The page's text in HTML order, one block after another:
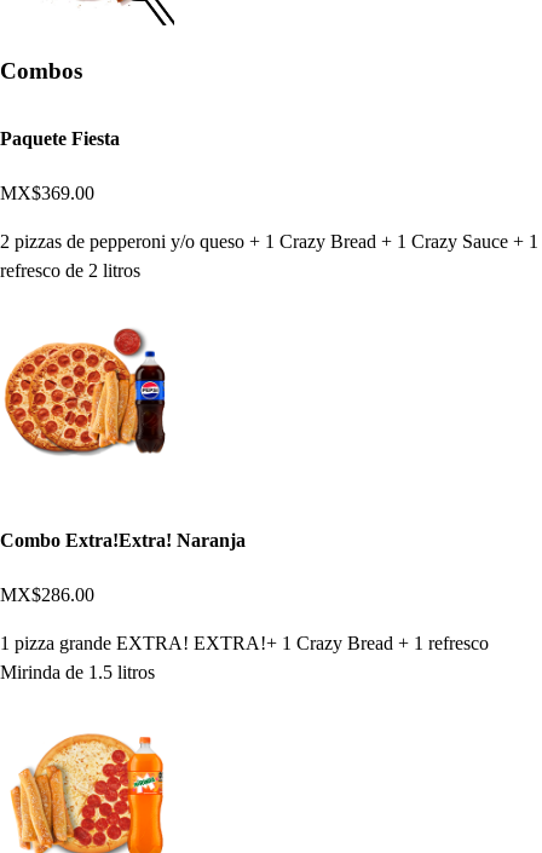
Combos
Paquete Fiesta
MX$369.00
2 pizzas de pepperoni y/o queso + 1 Crazy Bread + 1 Crazy Sauce + 1
refresco de 2 litros
Combo Extra!Extra! Naranja
MX$286.00
1 pizza grande EXTRA! EXTRA!+ 1 Crazy Bread + 1 refresco
Mirinda de 1.5 litros